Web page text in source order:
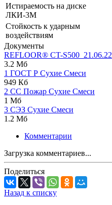
Истираемость на диске
ЛКИ-3М
Стойкость к ударным
воздействиям
Документы
REFLOOR® CT-S500_21.06.22
3.2 Мб
1 ГОСТ Р Сухие Смеси
949 Кб
2 СС Пожар Сухие Смеси
1 Мб
3 СЭЗ Сухие Смеси
1.2 Мб
Комментарии
Загрузка комментариев...
Поделиться
Назад к списку